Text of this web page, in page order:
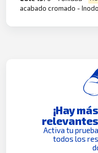
acabado cromado -
¡Hay
Activa tu
todos los